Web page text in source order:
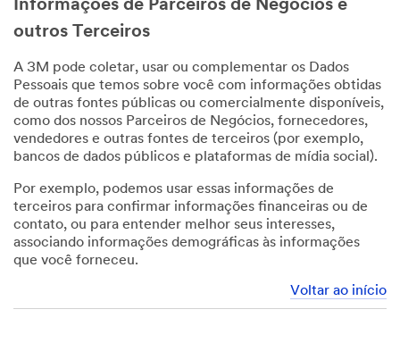
Informações de Parceiros de Negócios e
outros Terceiros
A 3M pode coletar, usar ou complementar os Dados
Pessoais que temos sobre você com informações obtidas
de outras fontes públicas ou comercialmente disponíveis,
como dos nossos Parceiros de Negócios, fornecedores,
vendedores e outras fontes de terceiros (por exemplo,
bancos de dados públicos e plataformas de mídia social).
Por exemplo, podemos usar essas informações de
terceiros para confirmar informações financeiras ou de
contato, ou para entender melhor seus interesses,
associando informações demográficas às informações
que você forneceu.
Voltar ao início